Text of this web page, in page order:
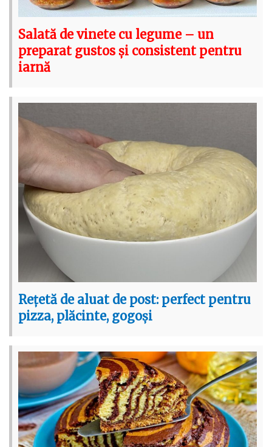
Salată de vinete cu legume – un
preparat gustos și consistent pentru
iarnă
Rețetă de aluat de post: perfect pentru
pizza, plăcinte, gogoși